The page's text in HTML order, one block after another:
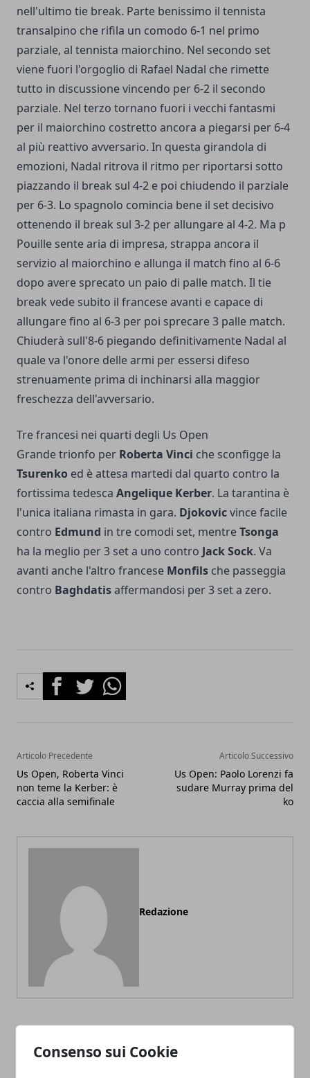
Consenso sui Cookie
nell'ultimo tie break. Parte benissimo il tennista
transalpino che rifila un comodo 6-1 nel primo
parziale, al tennista maiorchino. Nel secondo set
viene fuori l'orgoglio di Rafael Nadal che rimette
tutto in discussione vincendo per 6-2 il secondo
parziale. Nel terzo tornano fuori i vecchi fantasmi
per il maiorchino costretto ancora a piegarsi per 6-4
al più reattivo avversario. In questa girandola di
emozioni, Nadal ritrova il ritmo per riportarsi sotto
piazzando il break sul 4-2 e poi chiudendo il parziale
per 6-3. Lo spagnolo comincia bene il set decisivo
ottenendo il break sul 3-2 per allungare al 4-2. Ma p
Pouille sente aria di impresa, strappa ancora il
servizio al maiorchino e allunga il match fino al 6-6
dopo avere sprecato un paio di palle match. Il tie
break vede subito il francese avanti e capace di
allungare fino al 6-3 per poi sprecare 3 palle match.
Chiuderà sull'8-6 piegando definitivamente Nadal al
quale va l'onore delle armi per essersi difeso
strenuamente prima di inchinarsi alla maggior
freschezza dell'avversario.
Tre francesi nei quarti degli Us Open
Grande trionfo per Roberta Vinci che sconfigge la
Tsurenko ed è attesa martedi dal quarto contro la
fortissima tedesca Angelique Kerber. La tarantina è
l'unica italiana rimasta in gara. Djokovicvince facile
contro Edmund in tre comodi set, mentreTsonga
ha la meglio per 3 set a uno contro Jack Sock. Va
avanti anche l'altro francese Monfils che passeggia
contro Baghdatisaffermandosi per 3 set a zero.
FacebookTwitterWhatsapp
Articolo Precedente
Us Open, Roberta Vinci
non teme la Kerber: è
caccia alla semifinale
Articolo Successivo
Us Open: Paolo Lorenzi fa
sudare Murray prima del
ko
Redazione